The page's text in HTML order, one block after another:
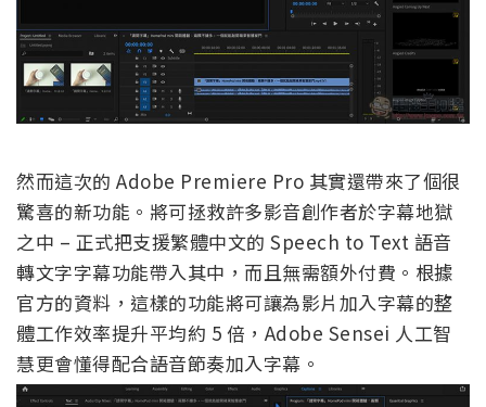
然而這次的 Adobe Premiere Pro 其實還帶來了個很
驚喜的新功能。將可拯救許多影音創作者於字幕地獄
之中 – 正式把支援繁體中文的 Speech to Text 語音
轉文字字幕功能帶入其中，而且無需額外付費。根據
官方的資料，這樣的功能將可讓為影片加入字幕的整
體工作效率提升平均約 5 倍，Adobe Sensei 人工智
慧更會懂得配合語音節奏加入字幕。